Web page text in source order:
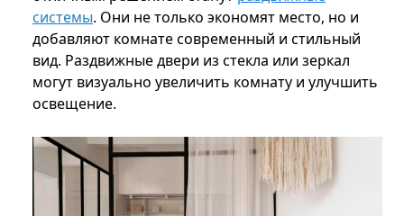
системы. Они не только экономят место, но и
добавляют комнате современный и стильный
вид. Раздвижные двери из стекла или зеркал
могут визуально увеличить комнату и улучшить
освещение.